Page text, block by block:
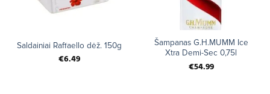
Saldainiai Raffaello dėž. 150g
€6.49
Šampanas G.H.MUMM Ice
Xtra Demi-Sec 0,75l
€54.99